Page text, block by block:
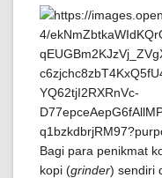
Bagi para penikmat
kopi (grinder) sendiri